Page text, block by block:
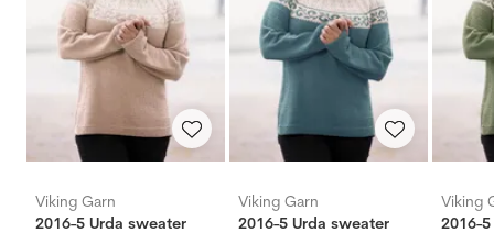
Viking Garn
2016-5 Urda sweater
Viking Garn
2016-5 Urda sweater
Viking
2016-